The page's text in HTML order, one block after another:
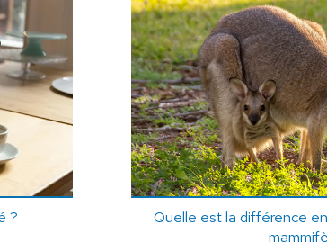
?
Quelle est la différence